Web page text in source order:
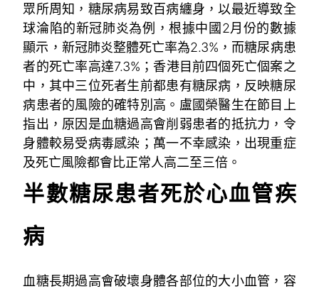
眾所周知，糖尿病易致百病纏身，以最近導致全
球淪陷的新冠肺炎為例，根據中國2月份的數據
顯示，新冠肺炎整體死亡率為2.3%，而糖尿病患
者的死亡率高達7.3%；香港目前四個死亡個案之
中，其中三位死者生前都患有糖尿病，反映糖尿
病患者的風險的確特別高。盧國榮醫生在節目上
指出，原因是血糖過高會削弱患者的抵抗力，令
身體較易受病毒感染；萬一不幸感染，出現重症
及死亡風險都會比正常人高二至三倍。
半數糖尿患者死於心血管疾
病
血糖長期過高會破壞身體各部位的大小血管，容